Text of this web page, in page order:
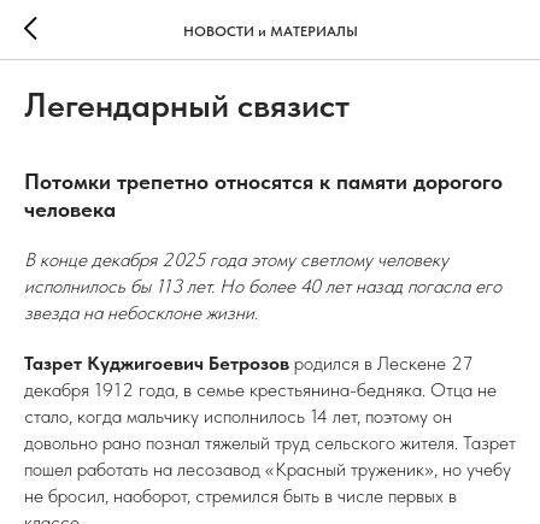
НОВОСТИ и МАТЕРИАЛЫ
Легендарный связист
Потомки трепетно относятся к памяти дорогого
человека
В конце декабря 2025 года этому светлому человеку
исполнилось бы 113 лет. Но более 40 лет назад погасла его
звезда на небосклоне жизни.
Тазрет Куджигоевич Бетрозов родился в Лескене 27
декабря 1912 года, в семье крестьянина-бедняка. Отца не
стало, когда мальчику исполнилось 14 лет, поэтому он
довольно рано познал тяжелый труд сельского жителя. Тазрет
пошел работать на лесозавод «Красный труженик», но учебу
не бросил, наоборот, стремился быть в числе первых в